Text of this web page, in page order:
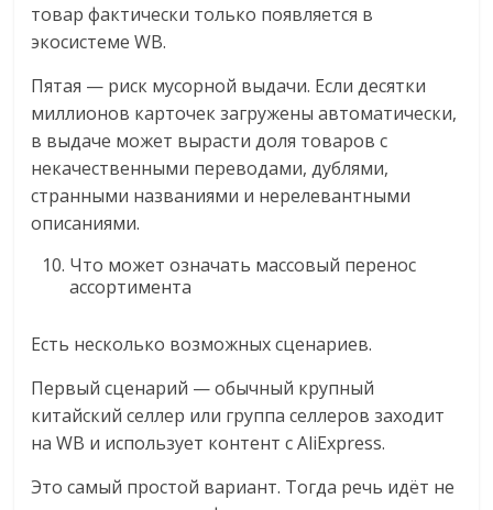
товар фактически только появляется в
экосистеме WB.
Пятая — риск мусорной выдачи. Если десятки
миллионов карточек загружены автоматически,
в выдаче может вырасти доля товаров с
некачественными переводами, дублями,
странными названиями и нерелевантными
описаниями.
Что может означать массовый перенос
ассортимента
Есть несколько возможных сценариев.
Первый сценарий — обычный крупный
китайский селлер или группа селлеров заходит
на WB и использует контент с AliExpress.
Это самый простой вариант. Тогда речь идёт не